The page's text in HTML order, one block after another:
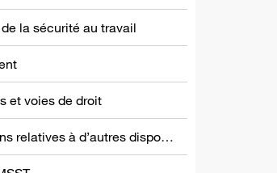
la sécurité au travail
et voies de droit
Informations relatives à d’autres dispositions